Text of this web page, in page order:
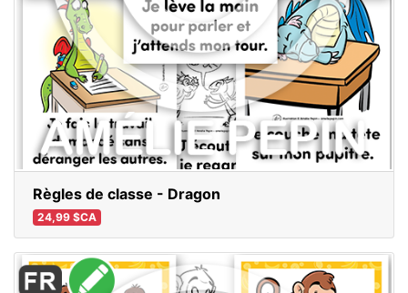
Règles de classe - Dragon
24,99 $CA